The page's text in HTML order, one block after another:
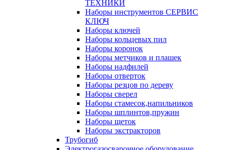
ТЕХНИКИ
Наборы инструментов СЕРВИС
КЛЮЧ
Наборы ключей
Наборы кольцевых пил
Наборы коронок
Наборы метчиков и плашек
Наборы надфилей
Наборы отверток
Наборы резцов по дереву
Наборы сверел
Наборы стамесок,напильников
Наборы шплинтов,пружин
Наборы щеток
Наборы экстракторов
Трубогиб